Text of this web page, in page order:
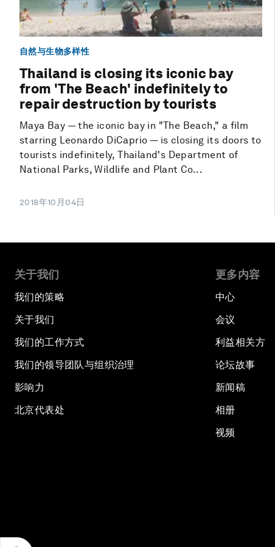
自然与生物多样性
Thailand is closing its iconic bay
from 'The Beach' indefinitely to
repair destruction by tourists
Maya Bay — the iconic bay in "The Beach," a film
starring Leonardo DiCaprio — is closing its doors to
tourists indefinitely, Thailand's Department of
National Parks, Wildlife and Plant Co...
2018年10月04日
关于我们
我们的策略
关于我们
我们的工作方式
我们的领导团队与组织治理
影响力
北京代表处
更多内容
中心
会议
利益相关方
论坛故事
新闻稿
相册
视频